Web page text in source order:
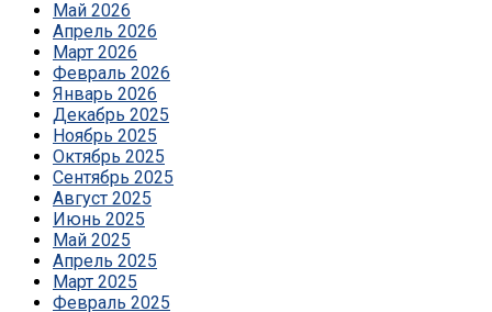
Май 2026
Апрель 2026
Март 2026
Февраль 2026
Январь 2026
Декабрь 2025
Ноябрь 2025
Октябрь 2025
Сентябрь 2025
Август 2025
Июнь 2025
Май 2025
Апрель 2025
Март 2025
Февраль 2025